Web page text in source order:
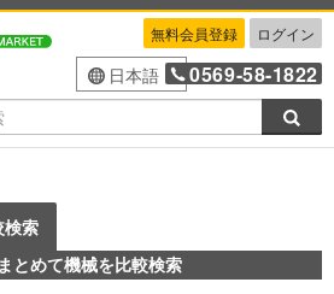
無料会員登録 ログイン
日本語 0569-58-1822
検索
とめて機械を比較検索